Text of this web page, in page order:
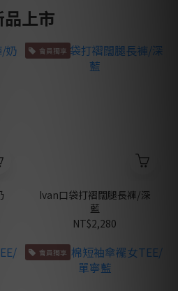
品上市
會員獨享
Ivan口袋打褶闊腿長褲/深
藍
NT$2,280
會員獨享